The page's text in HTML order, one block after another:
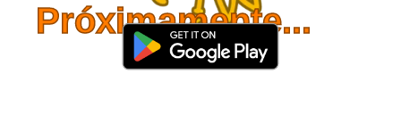
Próximamente...